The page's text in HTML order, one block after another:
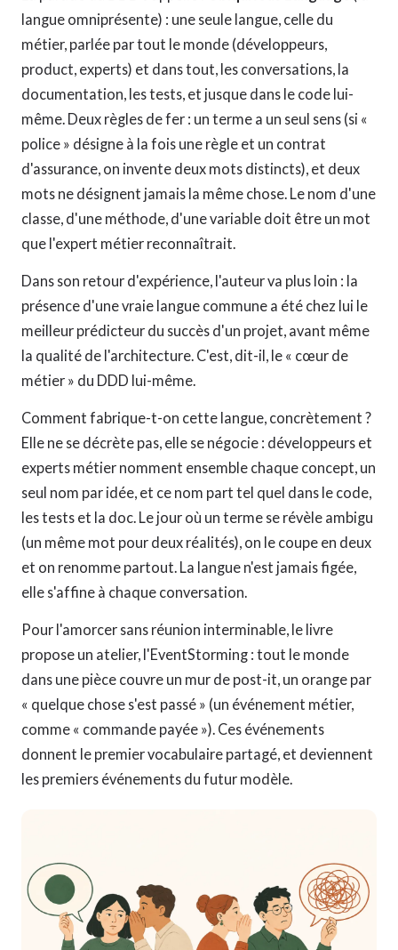
langue omniprésente) : une seule langue, celle du
métier, parlée par tout le monde (développeurs,
product, experts) et dans tout, les conversations, la
documentation, les tests, et jusque dans le code lui-
même. Deux règles de fer : un terme a un seul sens (si «
police » désigne à la fois une règle et un contrat
d'assurance, on invente deux mots distincts), et deux
mots ne désignent jamais la même chose. Le nom d'une
classe, d'une méthode, d'une variable doit être un mot
que l'expert métier reconnaîtrait.
Dans son retour d'expérience, l'auteur va plus loin : la
présence d'une vraie langue commune a été chez lui le
meilleur prédicteur du succès d'un projet, avant même
la qualité de l'architecture. C'est, dit-il, le « cœur de
métier » du DDD lui-même.
Comment fabrique-t-on cette langue, concrètement ?
Elle ne se décrète pas, elle se négocie : développeurs et
experts métier nomment ensemble chaque concept, un
seul nom par idée, et ce nom part tel quel dans le code,
les tests et la doc. Le jour où un terme se révèle ambigu
(un même mot pour deux réalités), on le coupe en deux
et on renomme partout. La langue n'est jamais figée,
elle s'affine à chaque conversation.
Pour l'amorcer sans réunion interminable, le livre
propose un atelier, l'EventStorming : tout le monde
dans une pièce couvre un mur de post-it, un orange par
« quelque chose s'est passé » (un événement métier,
comme « commande payée »). Ces événements
donnent le premier vocabulaire partagé, et deviennent
les premiers événements du futur modèle.